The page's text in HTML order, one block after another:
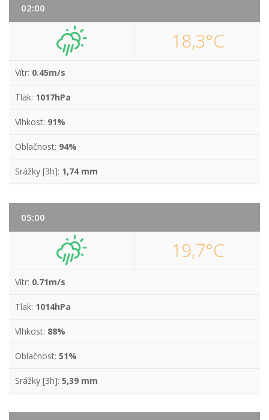
02:00
18,3°C
Vítr: 0.45m/s
Tlak: 1017hPa
Vlhkost: 91%
Oblačnost: 94%
Srážky [3h]: 1,74 mm
05:00
19,7°C
Vítr: 0.71m/s
Tlak: 1014hPa
Vlhkost: 88%
Oblačnost: 51%
Srážky [3h]: 5,39 mm